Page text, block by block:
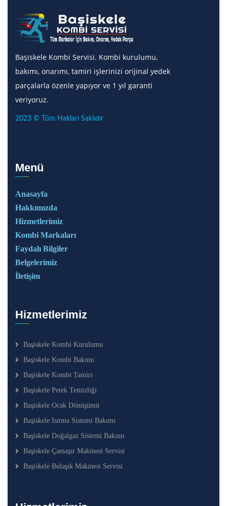
Başiskele Kombi Servisi. Kombi kurulumu,
bakımı, onarımı, tamiri işlerinizi orijinal yedek
parçalarla özenle yapıyor ve 1 yıl garanti
veriyoruz.
2023 © Tüm Hakları Saklıdır
Menü
Anasayfa
Hakkımızda
Hizmetlerimiz
Kombi Markaları
Faydalı Bilgiler
Belgelerimiz
İletişim
Hizmetlerimiz
Başiskele Kombi Kurulumu
Başiskele Kombi Bakımı
Başiskele Kombi Tamiri
Başiskele Petek Temizliği
Başiskele Ocak Dönüşümü
Başiskele Isıtma Sistemi Bakımı
Başiskele Doğalgaz Sistemi Bakımı
Başiskele Çamaşır Makinesi Servisi
Başiskele Bulaşık Makinesi Servisi